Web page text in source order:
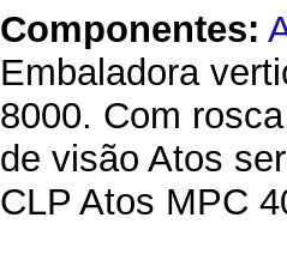
Componentes:
Embaladora
8000. Com
de visão Atos
CLP Atos MPC